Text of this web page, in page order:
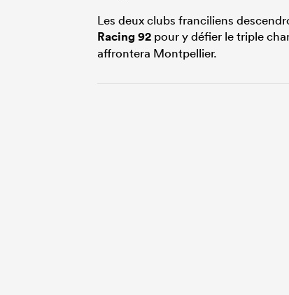
Les deux clubs franciliens
Racing 92 pour y défier le triple
affrontera Montpellier.